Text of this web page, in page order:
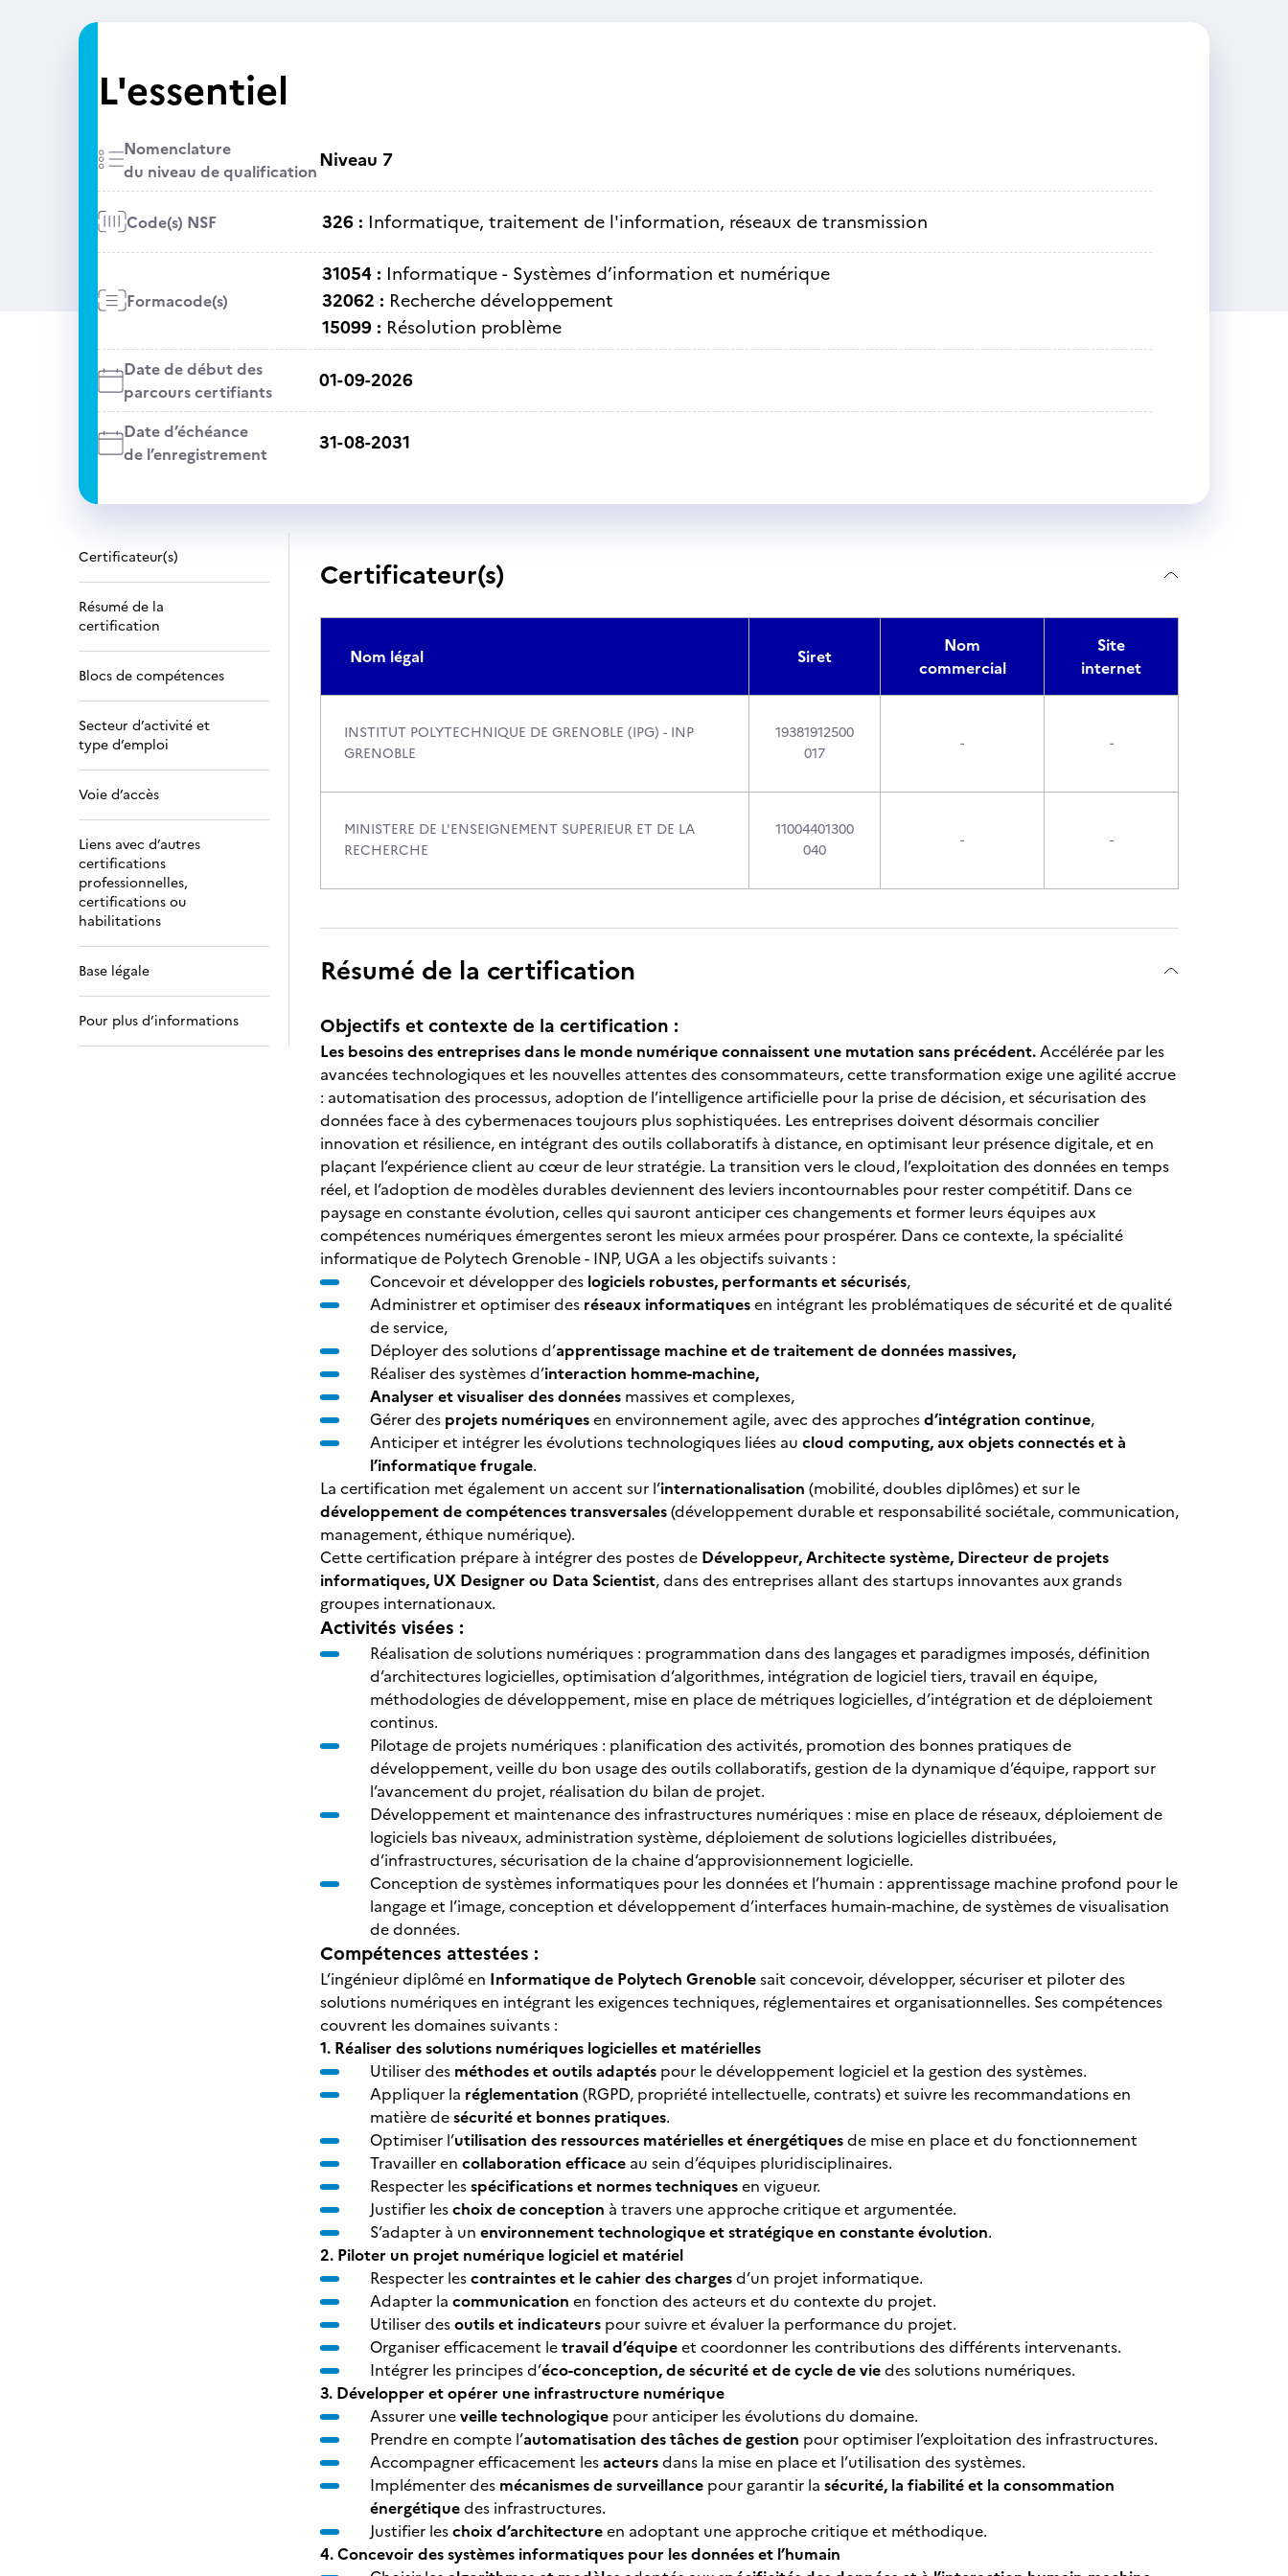
L'essentiel
Nomenclature
du niveau de qualificationNiveau 7
Code(s) NSF 326 : Informatique, traitement de l'information, réseaux de transmission
Formacode(s)
31054 : Informatique - Systèmes d’information et numérique
32062 : Recherche développement
15099 : Résolution problème
Date de début des
parcours certifiants
01-09-2026
Date d’échéance
de l’enregistrement
31-08-2031
Certificateur(s)
Résumé de la
certification
Blocs de compétences
Secteur d’activité et
type d’emploi
Voie d’accès
Liens avec d’autres
certifications
professionnelles,
certifications ou
habilitations
Base légale
Pour plus d’informations
Certificateur(s)
Nom légal Siret
Nom
commercial
Site
internet
INSTITUT POLYTECHNIQUE DE GRENOBLE (IPG) - INP
GRENOBLE
19381912500
017
- -
MINISTERE DE L'ENSEIGNEMENT SUPERIEUR ET DE LA
RECHERCHE
11004401300
040
- -
Résumé de la certification
Objectifs et contexte de la certification :
Les besoins des entreprises dans le monde numérique connaissent une mutation sans précédent.Accélérée par les
avancées technologiques et les nouvelles attentes des consommateurs, cette transformation exige une agilité accrue
: automatisation des processus, adoption de l’intelligence artificielle pour la prise de décision, et sécurisation des
données face à des cybermenaces toujours plus sophistiquées. Les entreprises doivent désormais concilier
innovation et résilience, en intégrant des outils collaboratifs à distance, en optimisant leur présence digitale, et en
plaçant l’expérience client au cœur de leur stratégie. La transition vers le cloud, l’exploitation des données en temps
réel, et l’adoption de modèles durables deviennent des leviers incontournables pour rester compétitif. Dans ce
paysage en constante évolution, celles qui sauront anticiper ces changements et former leurs équipes aux
compétences numériques émergentes seront les mieux armées pour prospérer. Dans ce contexte, la spécialité
informatique de Polytech Grenoble - INP, UGA a les objectifs suivants :
Concevoir et développer des logiciels robustes, performants et sécurisés,
Administrer et optimiser des réseaux informatiquesen intégrant les problématiques de sécurité et de qualité
de service,
Déployer des solutions d’apprentissage machine et de traitement de données massives,
Réaliser des systèmes d’interaction homme-machine,
Analyser et visualiser des données massives et complexes,
Gérer des projets numériquesen environnement agile, avec des approchesd’intégration continue,
Anticiper et intégrer les évolutions technologiques liées au cloud computing, aux objets connectés et à
l’informatique frugale.
La certification met également un accent sur l’internationalisation (mobilité, doubles diplômes) et sur le
développement de compétences transversales(développement durable et responsabilité sociétale, communication,
management, éthique numérique).
Cette certification prépare à intégrer des postes de Développeur, Architecte système, Directeur de projets
informatiques, UX Designer ou Data Scientist, dans des entreprises allant des startups innovantes aux grands
groupes internationaux.
Activités visées :
Réalisation de solutions numériques : programmation dans des langages et paradigmes imposés, définition
d’architectures logicielles, optimisation d’algorithmes, intégration de logiciel tiers, travail en équipe,
méthodologies de développement, mise en place de métriques logicielles, d’intégration et de déploiement
continus.
Pilotage de projets numériques : planification des activités, promotion des bonnes pratiques de
développement, veille du bon usage des outils collaboratifs, gestion de la dynamique d’équipe, rapport sur
l’avancement du projet, réalisation du bilan de projet.
Développement et maintenance des infrastructures numériques : mise en place de réseaux, déploiement de
logiciels bas niveaux, administration système, déploiement de solutions logicielles distribuées,
d’infrastructures, sécurisation de la chaine d’approvisionnement logicielle.
Conception de systèmes informatiques pour les données et l’humain : apprentissage machine profond pour le
langage et l’image, conception et développement d’interfaces humain-machine, de systèmes de visualisation
de données.
Compétences attestées :
L’ingénieur diplômé en Informatique de Polytech Grenoblesait concevoir, développer, sécuriser et piloter des
solutions numériques en intégrant les exigences techniques, réglementaires et organisationnelles. Ses compétences
couvrent les domaines suivants :
1. Réaliser des solutions numériques logicielles et matérielles
Utiliser des méthodes et outils adaptés pour le développement logiciel et la gestion des systèmes.
Appliquer la réglementation (RGPD, propriété intellectuelle, contrats) et suivre les recommandations en
matière desécurité et bonnes pratiques.
Optimiser l’utilisation des ressources matérielles et énergétiquesde mise en place et du fonctionnement
Travailler en collaboration efficace au sein d’équipes pluridisciplinaires.
Respecter lesspécifications et normes techniquesen vigueur.
Justifier leschoix de conception à travers une approche critique et argumentée.
S’adapter à un environnement technologique et stratégique en constante évolution.
2. Piloter un projet numérique logiciel et matériel
Respecter lescontraintes et le cahier des chargesd’un projet informatique.
Adapter la communication en fonction des acteurs et du contexte du projet.
Utiliser desoutils et indicateurs pour suivre et évaluer la performance du projet.
Organiser efficacement letravail d’équipeet coordonner les contributions des différents intervenants.
Intégrer les principes d’éco-conception, de sécurité et de cycle de viedes solutions numériques.
3. Développer et opérer une infrastructure numérique
Assurer uneveille technologique pour anticiper les évolutions du domaine.
Prendre en compte l’automatisation des tâches de gestion pour optimiser l’exploitation des infrastructures.
Accompagner efficacement lesacteursdans la mise en place et l’utilisation des systèmes.
Implémenter des mécanismes de surveillance pour garantir la sécurité, la fiabilité et la consommation
énergétiquedes infrastructures.
Justifier leschoix d’architectureen adoptant une approche critique et méthodique.
4. Concevoir des systèmes informatiques pour les données et l’humain